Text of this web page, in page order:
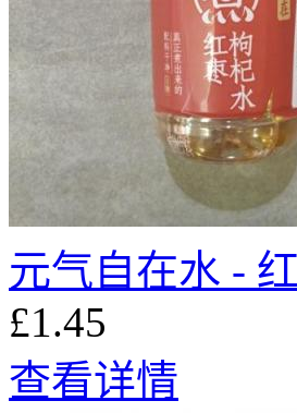
元气自在水 -
£1.45
查看详情